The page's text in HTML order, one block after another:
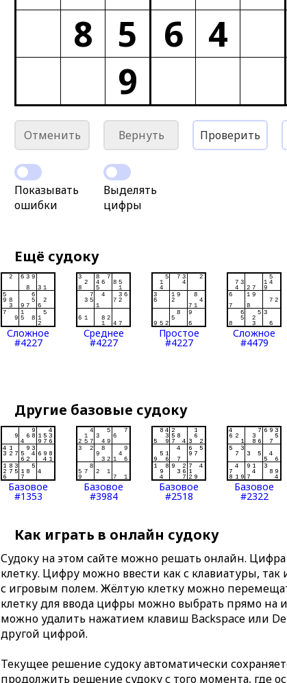
8 5 6 4
9
Отменить Вернуть Проверить
Показывать
ошибки
Выделять
цифры
Ещё судоку
Сложное
#4227
Среднее
#4227
Простое
#4227
Сложное
#4479
Другие базовые судоку
Базовое
#1353
Базовое
#3984
Базовое
#2518
Базовое
#2322
Как играть в онлайн судоку
Судоку на этом сайте можно решать онлайн.
клетку. Цифру можно ввести как с клавиатуры,
с игровым полем. Жёлтую клетку можно
клетку для ввода цифры можно выбрать прямо на
можно удалить нажатием клавиш Backspace или
другой цифрой.
Текущее решение судоку автоматически
продолжить решение судоку с того момента, где